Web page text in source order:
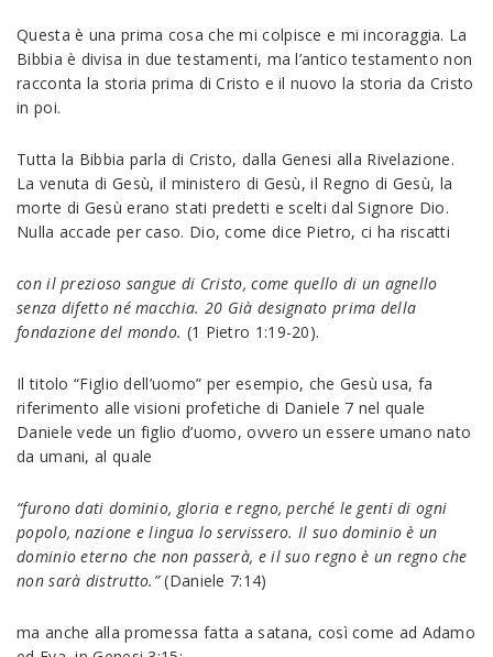
Questa è una prima cosa che mi colpisce e mi incoraggia. La
Bibbia è divisa in due testamenti, ma l’antico testamento non
racconta la storia prima di Cristo e il nuovo la storia da Cristo
in poi.
Tutta la Bibbia parla di Cristo, dalla Genesi alla Rivelazione.
La venuta di Gesù, il ministero di Gesù, il Regno di Gesù, la
morte di Gesù erano stati predetti e scelti dal Signore Dio.
Nulla accade per caso. Dio, come dice Pietro, ci ha riscatti
con il prezioso sangue di Cristo, come quello di un agnello
senza difetto né macchia. 20 Già designato prima della
fondazione del mondo. (1 Pietro 1:19-20).
Il titolo “Figlio dell’uomo” per esempio, che Gesù usa, fa
riferimento alle visioni profetiche di Daniele 7 nel quale
Daniele vede un figlio d’uomo, ovvero un essere umano nato
da umani, al quale
“furono dati dominio, gloria e regno, perché le genti di ogni
popolo, nazione e lingua lo servissero. Il suo dominio è un
dominio eterno che non passerà, e il suo regno è un regno che
non sarà distrutto.”(Daniele 7:14)
ma anche alla promessa fatta a satana, così come ad Adamo